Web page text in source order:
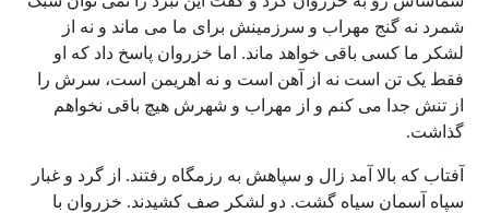
شمرد نه گنج مهراب و سرزمینش برای ما می ماند و نه از
لشکر ما کسی باقی خواهد ماند. اما خزروان پاسخ داد که او
فقط یک تن است نه از آهن است و نه اهریمن است، سرش را
از تنش جدا می کنم و از مهراب و شهرش هیچ باقی نخواهم
گذاشت.
آفتاب که بالا آمد زال و سپاهش به رزمگاه رفتند. از گرد و غبار
سپاه آسمان سیاه گشت. دو لشکر صف کشیدند. خزروان با